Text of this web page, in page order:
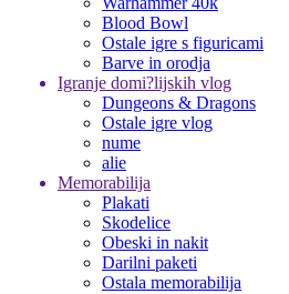
Blood Bowl
Ostale igre s figuricami
Barve in orodja
Igranje domi?lijskih vlog
Dungeons & Dragons
Ostale igre vlog
nume
alie
Memorabilija
Plakati
Skodelice
Obeski in nakit
Darilni paketi
Ostala memorabilija